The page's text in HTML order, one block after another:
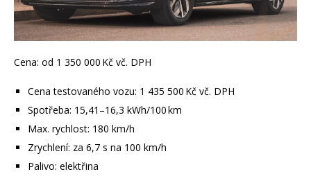
Cena: od 1 350 000 Kč vč. DPH
Cena testovaného vozu: 1 435 500 Kč vč. DPH
Spotřeba: 15,41–16,3 kWh/100 km
Max. rychlost: 180 km/h
Zrychlení: za 6,7 s na 100 km/h
Palivo: elektřina